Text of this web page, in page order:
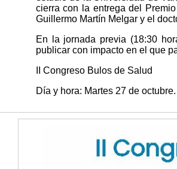
cierra con la entrega del
Guillermo Martín Melgar y el
En la jornada previa (18:30
publicar con impacto en el que
II Congreso Bulos de Salud
Día y hora: Martes 27 de